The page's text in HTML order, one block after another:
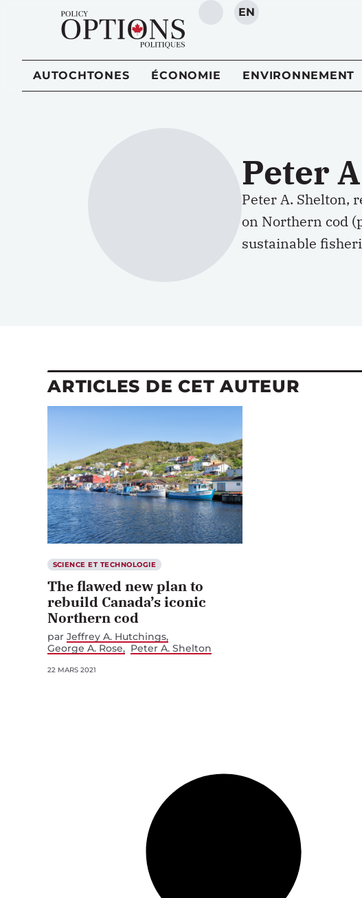
RECHERCHE
EN
AUTOCHTONES ÉCONOMIE ENVIRONNEMENT
Peter
Peter A. Shelton,
on Northern cod
sustainable
ARTICLES DE CET AUTEUR
SCIENCE ET TECHNOLOGIE
The flawed new plan to
rebuild Canada’s iconic
Northern cod
par Jeffrey A. Hutchings
George A. Rose
Peter A. Shelton
22 MARS 2021